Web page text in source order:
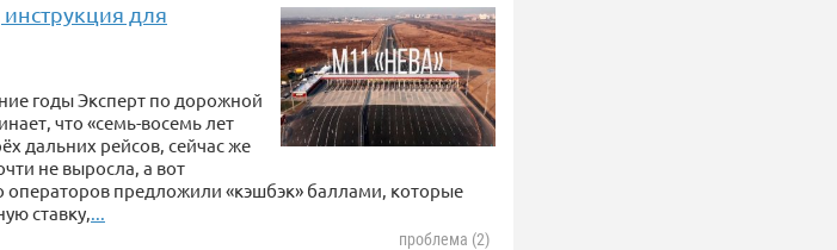
для
годы Эксперт по дорожной
что «семь-восемь лет
дальних рейсов, сейчас же
не выросла, а вот
операторов предложили «кэшбэк» баллами, которые
ставку,
проблема (2)